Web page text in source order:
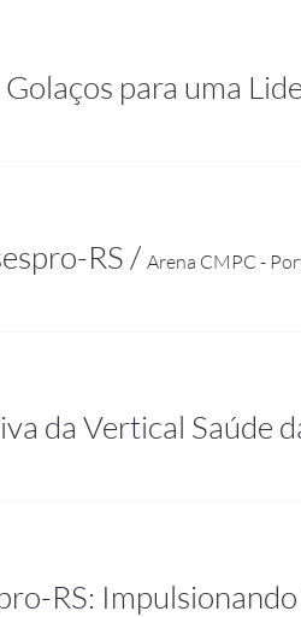
para uma
RS /Arena CMPC -
da Vertical Saúde
RS: